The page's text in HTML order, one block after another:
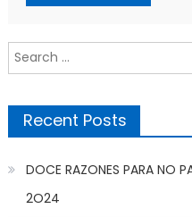
Search
for:
Recent Posts
DOCE RAZONES PARA NO
2O24